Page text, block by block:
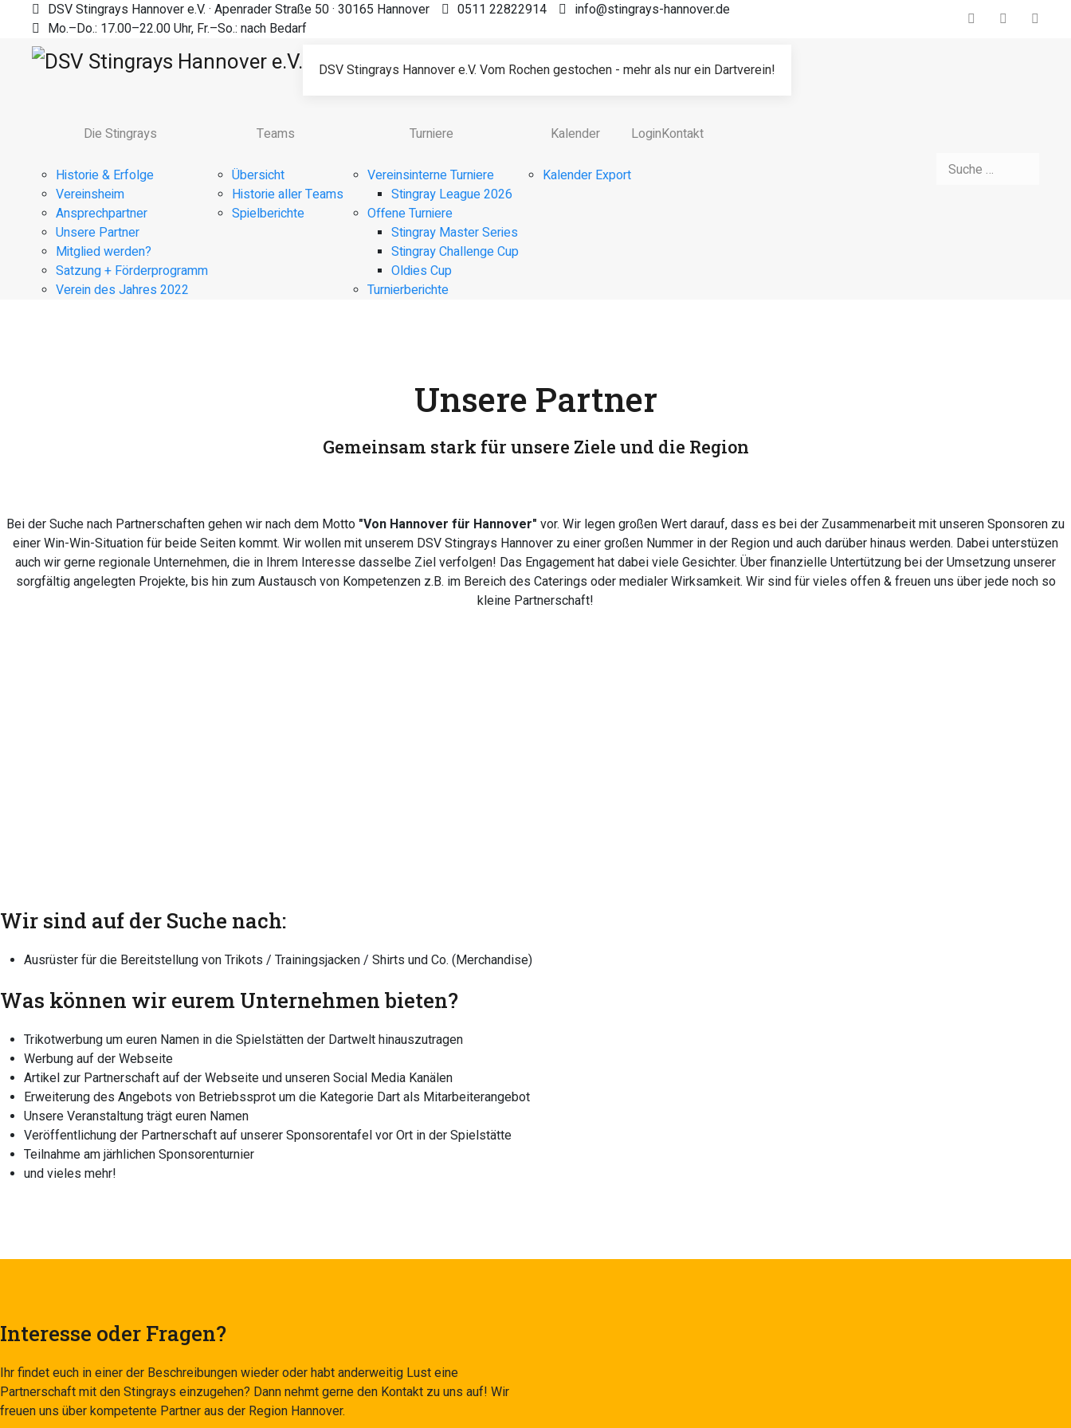
DSV Stingrays Hannover e.V. · Apenrader Straße 50 · 30165 Hannover 0511 22822914
info@stingrays-hannover.de
Mo.–Do.: 17.00–22.00 Uhr, Fr.–So.: nach Bedarf
DSV Stingrays Hannover e.V. Vom Rochen gestochen - mehr als nur ein Dartverein!
Die Stingrays
Historie & Erfolge
Vereinsheim
Ansprechpartner
Unsere Partner
Mitglied werden?
Satzung + Förderprogramm
Verein des Jahres 2022
Teams
Übersicht
Historie aller Teams
Spielberichte
Turniere
Vereinsinterne Turniere
Stingray League 2026
Offene Turniere
Stingray Master Series
Stingray Challenge Cup
Oldies Cup
Turnierberichte
Kalender
Kalender Export
LoginKontakt
Unsere Partner
Gemeinsam stark für unsere Ziele und die Region
Bei der Suche nach Partnerschaften gehen wir nach dem Motto "Von Hannover für Hannover" vor. Wir legen großen Wert darauf, dass es bei der Zusammenarbeit mit unseren Sponsoren zu
einer Win-Win-Situation für beide Seiten kommt. Wir wollen mit unserem DSV Stingrays Hannover zu einer großen Nummer in der Region und auch darüber hinaus werden. Dabei unterstüzen
auch wir gerne regionale Unternehmen, die in Ihrem Interesse dasselbe Ziel verfolgen! Das Engagement hat dabei viele Gesichter. Über finanzielle Untertützung bei der Umsetzung unserer
sorgfältig angelegten Projekte, bis hin zum Austausch von Kompetenzen z.B. im Bereich des Caterings oder medialer Wirksamkeit. Wir sind für vieles offen & freuen uns über jede noch so
kleine Partnerschaft!
Wir sind auf der Suche nach:
Ausrüster für die Bereitstellung von Trikots / Trainingsjacken / Shirts und Co. (Merchandise)
Was können wir eurem Unternehmen bieten?
Trikotwerbung um euren Namen in die Spielstätten der Dartwelt hinauszutragen
Werbung auf der Webseite
Artikel zur Partnerschaft auf der Webseite und unseren Social Media Kanälen
Erweiterung des Angebots von Betriebssprot um die Kategorie Dart als Mitarbeiterangebot
Unsere Veranstaltung trägt euren Namen
Veröffentlichung der Partnerschaft auf unserer Sponsorentafel vor Ort in der Spielstätte
Teilnahme am järhlichen Sponsorenturnier
und vieles mehr!
Interesse oder Fragen?
Ihr findet euch in einer der Beschreibungen wieder oder habt anderweitig Lust eine
Partnerschaft mit den Stingrays einzugehen? Dann nehmt gerne den Kontakt zu uns auf! Wir
freuen uns über kompetente Partner aus der Region Hannover.